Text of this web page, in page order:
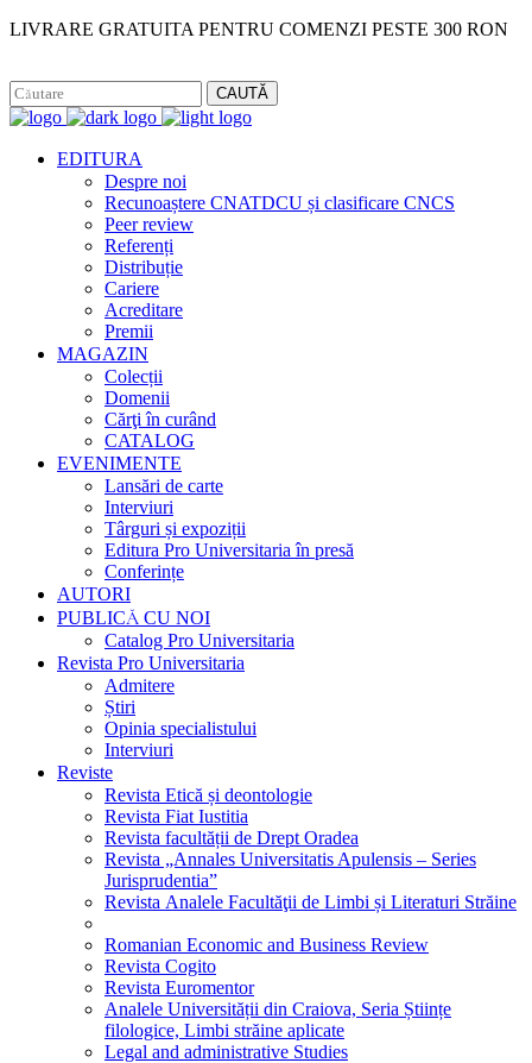
LIVRARE GRATUITA PENTRU COMENZI PESTE 300 RON
CAUTĂ
EDITURA
Despre noi
Recunoaștere CNATDCU și clasificare CNCS
Peer review
Referenți
Distribuție
Cariere
Acreditare
Premii
MAGAZIN
Colecții
Domenii
Cărţi în curând
CATALOG
EVENIMENTE
Lansări de carte
Interviuri
Târguri și expoziții
Editura Pro Universitaria în presă
Conferințe
AUTORI
PUBLICĂ CU NOI
Catalog Pro Universitaria
Revista Pro Universitaria
Admitere
Știri
Opinia specialistului
Interviuri
Reviste
Revista Etică și deontologie
Revista Fiat Iustitia
Revista facultății de Drept Oradea
Revista „Annales Universitatis Apulensis – Series
Jurisprudentia”
Revista Analele Facultăţii de Limbi și Literaturi Străine
Romanian Economic and Business Review
Revista Cogito
Revista Euromentor
Analele Universității din Craiova, Seria Științe
filologice, Limbi străine aplicate
Legal and administrative Studies